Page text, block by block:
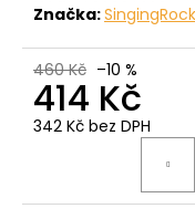
Značka:SingingRock
460 Kč –10 %
414 Kč
342 Kč bez DPH
m
e